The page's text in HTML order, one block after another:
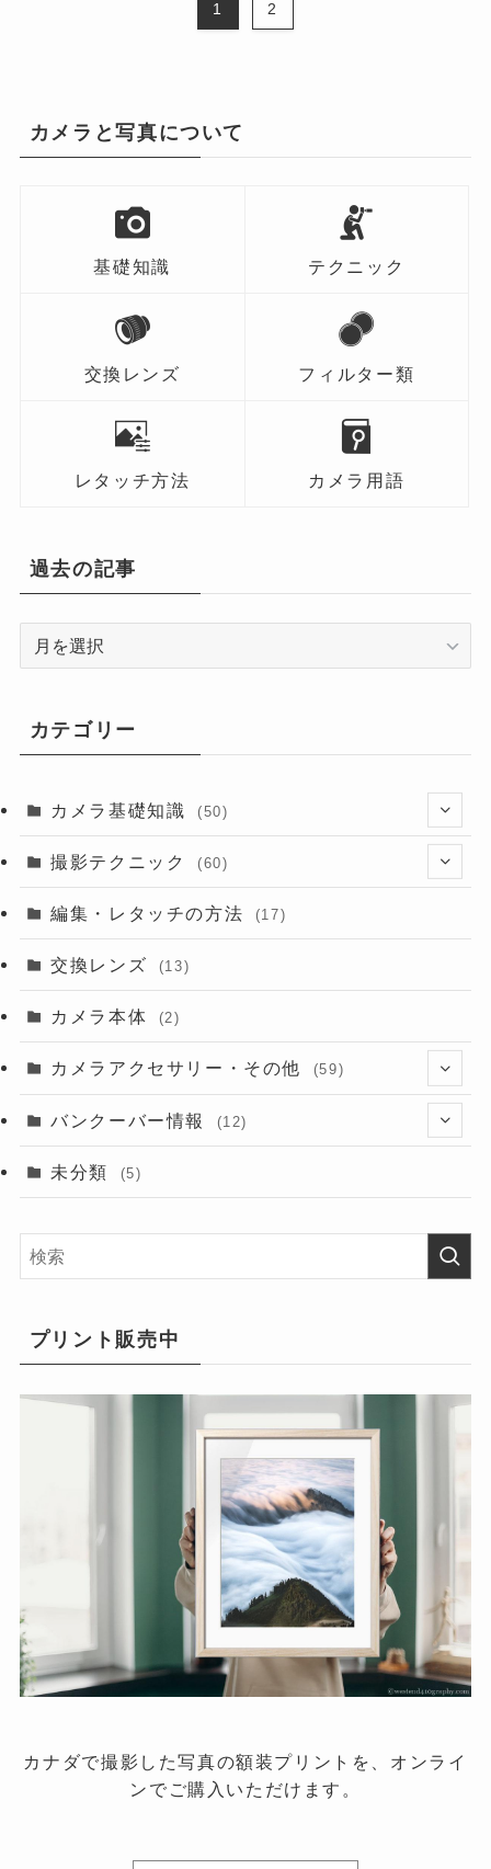
1 2
カメラと写真について
基礎知識 テクニック
交換レンズ フィルター類
レタッチ方法 カメラ用語
過去の記事
記
事
カテゴリー
カメラ基礎知識 (50)
(13)
(6)
撮影テクニック (60)
(8)
編集・レタッチの方法 (17)
交換レンズ (13)
カメラ本体 (2)
カメラアクセサリー・その他 (59)
(2)
(10)
バンクーバー情報 (12)
未分類 (5)
プリント販売中
カナダで撮影した写真の額装プリントを、オンライ
ンでご購入いただけます。